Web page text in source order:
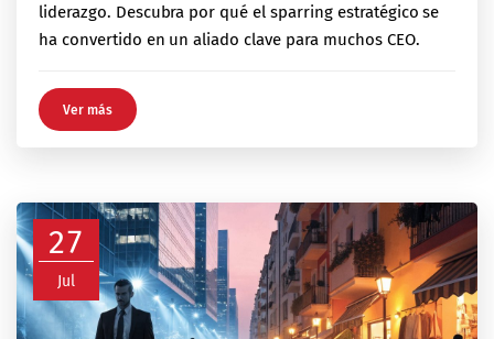
liderazgo. Descubra por qué el sparring estratégico se
ha convertido en un aliado clave para muchos CEO.
Ver más
27
Jul